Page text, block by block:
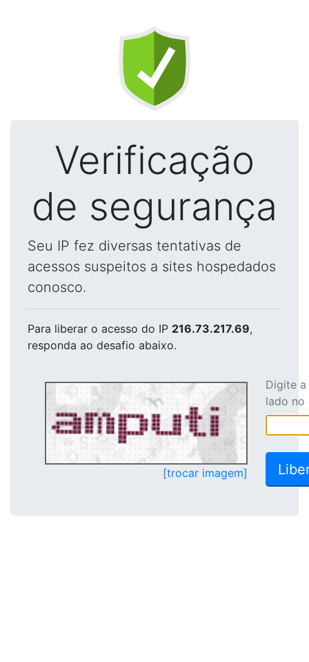
Verificação
de segurança
Seu IP fez diversas tentativas de
acessos suspeitos a sites hospedados
conosco.
Para liberar o acesso do IP 216.73.217.69,
responda ao desafio abaixo.
[trocar imagem]
Digite
lado no